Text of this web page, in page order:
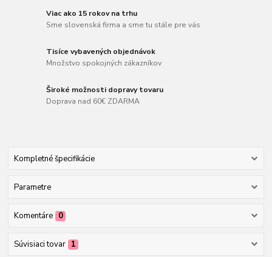
Viac ako 15 rokov na trhu
Sme slovenská firma a sme tu stále pre vás
Tisíce vybavených objednávok
Množstvo spokojných zákazníkov
Široké možnosti dopravy tovaru
Doprava nad 60€ ZDARMA
Kompletné špecifikácie
Parametre
Komentáre 0
Súvisiaci tovar 1